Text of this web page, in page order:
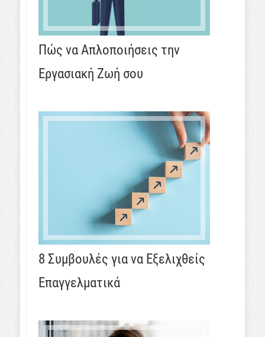
Πώς να Απλοποιήσεις την
Εργασιακή Ζωή σου
8 Συμβουλές για να Εξελιχθείς
Επαγγελματικά